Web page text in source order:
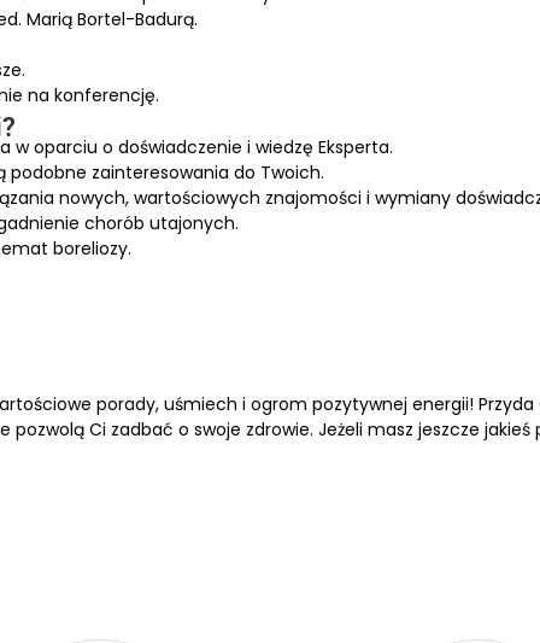
Marią Bortel-Badurą.
na konferencję.
oparciu o doświadczenie i wiedzę Eksperta.
podobne zainteresowania do Twoich.
nowych, wartościowych znajomości i wymiany
chorób utajonych.
boreliozy.
porady, uśmiech i ogrom pozytywnej energii! Przyda
Ci zadbać o swoje zdrowie. Jeżeli masz jeszcze